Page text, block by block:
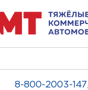
8-800-2003-147